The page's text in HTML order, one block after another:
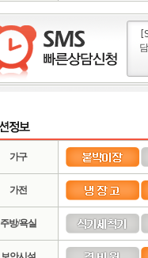
가구
가전
주방/욕실